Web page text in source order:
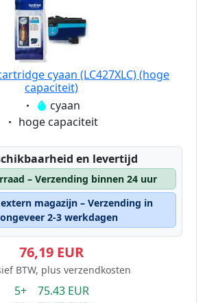
cyaan (LC427XLC) (hoge
capaciteit)
Eigenschaft:
cyaan
Eigenschaft:
hoge capaciteit
en levertijd
– Verzending binnen 24 uur
magazijn – Verzending in
ongeveer 2-3 werkdagen
76,19 EUR
BTW, plus verzendkosten
5+ 75.43 EUR